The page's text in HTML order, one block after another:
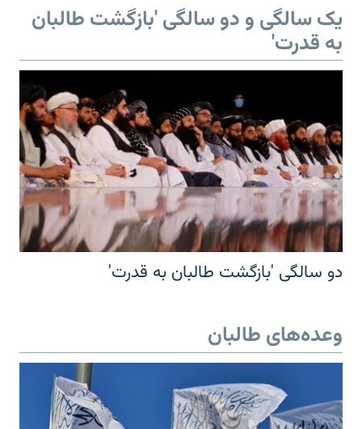
یک سالگی و دو سالگی 'بازگشت طالبان
به قدرت'
دو سالگی 'بازگشت طالبان به قدرت'
وعده‌های طالبان